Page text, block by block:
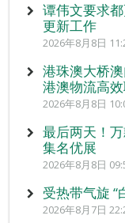
谭伟文要求
更新工作
2026年8月8日
港珠澳大桥
港澳物流高
2026年8月8日
最后两天！
集名优展
2026年8月8日
受热带气旋
2026年8月7日